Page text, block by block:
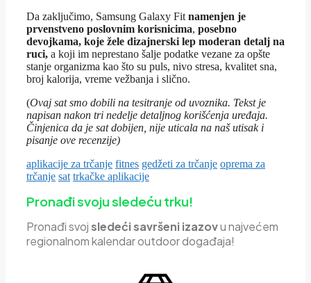
Da zaključimo, Samsung Galaxy Fitnamenjen je
prvenstveno poslovnim korisnicima, posebno
devojkama, koje žele dizajnerski lep moderan detalj na
ruci, a koji im neprestano šalje podatke vezane za opšte
stanje organizma kao što su puls, nivo stresa, kvalitet sna,
broj kalorija, vreme vežbanja i slično.
(Ovaj sat smo dobili na tesitranje od uvoznika. Tekst je
napisan nakon tri nedelje detaljnog korišćenja uređaja.
Činjenica da je sat dobijen, nije uticala na naš utisak i
pisanje ove recenzije)
aplikacije za trčanje fitnes gedžeti za trčanje oprema za
trčanje sat trkačke aplikacije
Pronađi svoju sledeću trku!
Pronađi svojsledeći savršeni izazovu najvećem
regionalnom kalendar outdoor događaja!